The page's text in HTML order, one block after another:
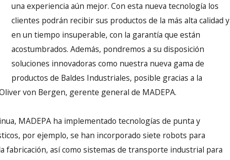
una experiencia aún mejor. Con esta nueva tecnología los
clientes podrán recibir sus productos de la más alta calidad y
en un tiempo insuperable, con la garantía que están
acostumbrados. Además, pondremos a su disposición
soluciones innovadoras como nuestra nueva gama de
productos de Baldes Industriales, posible gracias a la
von Bergen, gerente general de MADEPA.
MADEPA ha implementado tecnologías de punta y
por ejemplo, se han incorporado siete robots para
fabricación, así como sistemas de transporte industrial para